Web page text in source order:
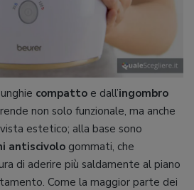
compatto e dall’ingombro
non solo funzionale, ma anche
estetico; alla base sono
antiscivolo gommati, che
di aderire più saldamente al piano
Come la maggior parte dei